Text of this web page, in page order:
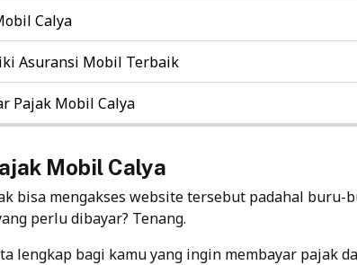
Calya
Asuransi Mobil Terbaik
Pajak Mobil Calya
Mobil Calya
bisa mengakses website tersebut padahal buru-
perlu dibayar? Tenang.
lengkap bagi kamu yang ingin membayar pajak